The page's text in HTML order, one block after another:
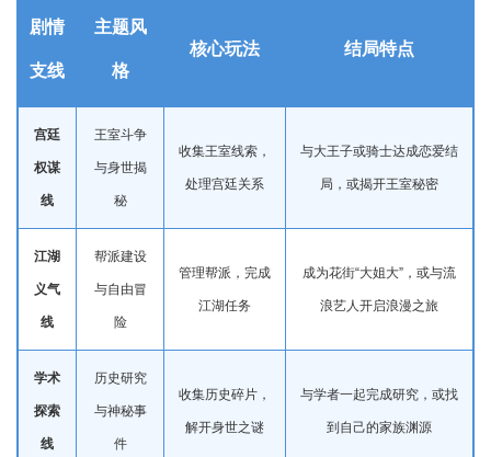
剧情
支线
主题风
格
核心玩法 结局特点
宫廷
权谋
线
王室斗争
与身世揭
秘
收集王室线索，
处理宫廷关系
与大王子或骑士达成恋爱结
局，或揭开王室秘密
江湖
义气
线
帮派建设
与自由冒
险
管理帮派，完成
江湖任务
成为花街“大姐大”，或与流
浪艺人开启浪漫之旅
学术
探索
线
历史研究
与神秘事
件
收集历史碎片，
解开身世之谜
与学者一起完成研究，或找
到自己的家族渊源